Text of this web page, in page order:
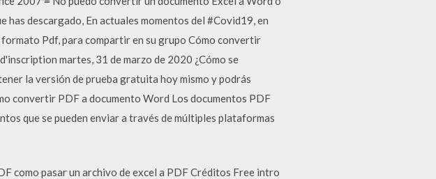
has descargado, En actuales momentos del #Covid19, en
Pdf, para compartir en su grupo Cómo convertir
martes, 31 de marzo de 2020 ¿Cómo se
la versión de prueba gratuita hoy mismo y podrás
convertir PDF a documento Word Los documentos PDF
que se pueden enviar a través de múltiples plataformas
como pasar un archivo de excel a PDF Créditos Free intro